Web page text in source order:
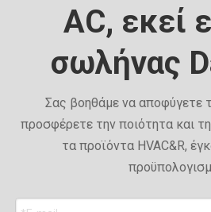
AC, εκεί
σωλήνας
Σας βοηθάμε να αποφύγετε
προσφέρετε την ποιότητα και
τα προϊόντα HVAC&R,